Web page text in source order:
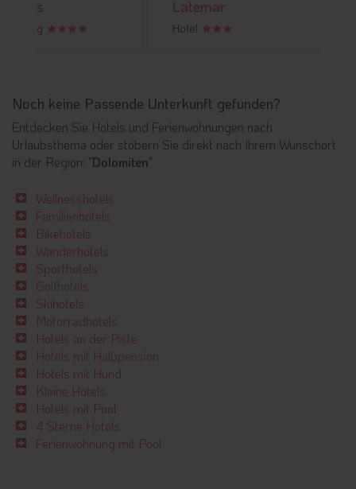
Noch keine Passende Unterkunft gefunden?
Entdecken Sie Hotels und Ferienwohnungen nach
Urlaubsthema oder stöbern Sie direkt nach Ihrem Wunschort
in der Region: "Dolomiten"
Wellnesshotels
Familienhotels
Bikehotels
Wanderhotels
Sporthotels
Golfhotels
Skihotels
Motorradhotels
Hotels an der Piste
Hotels mit Halbpension
Hotels mit Hund
Kleine Hotels
Hotels mit Pool
4 Sterne Hotels
Ferienwohnung mit Pool